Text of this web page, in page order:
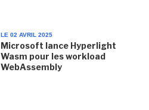
LE 02 AVRIL 2025
Microsoft lance Hyperlight
Wasm pour les workload
WebAssembly